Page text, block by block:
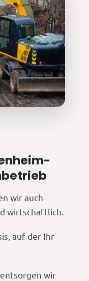
wir auch
wirtschaftlich.
auf der Ihr
wir